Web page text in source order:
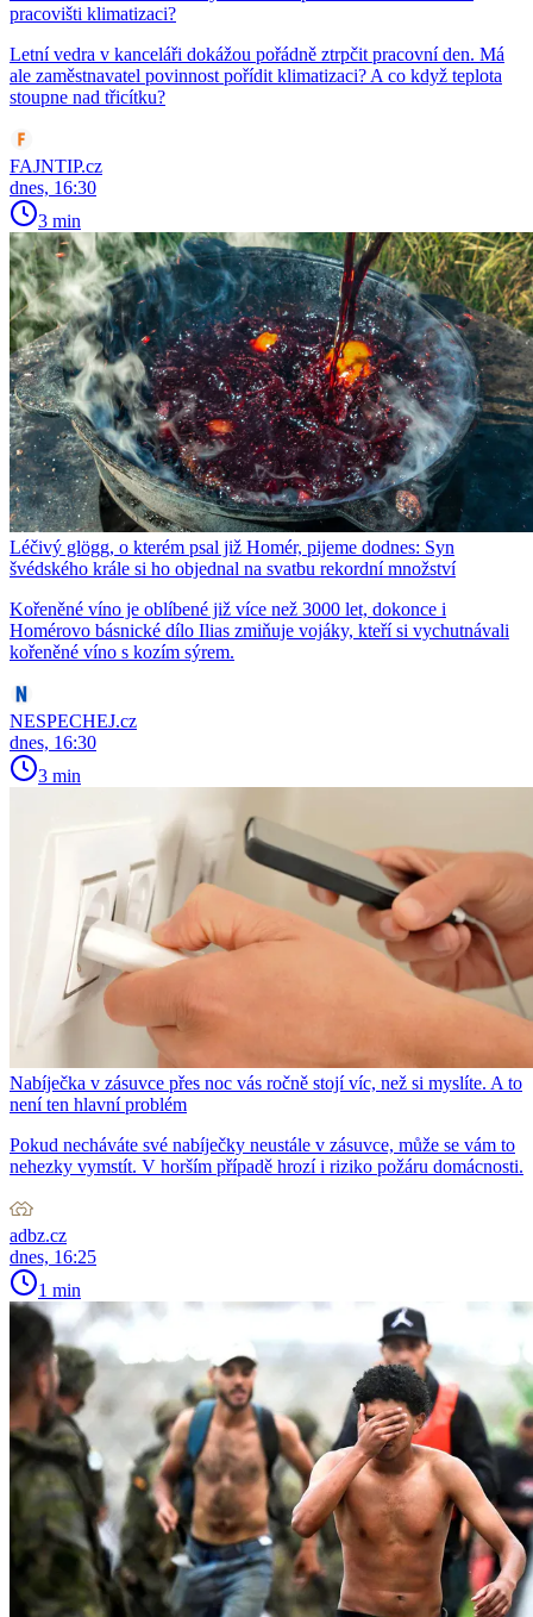
pracovišti klimatizaci?
Letní vedra v kanceláři dokážou pořádně ztrpčit pracovní den. Má
ale zaměstnavatel povinnost pořídit klimatizaci? A co když teplota
stoupne nad třicítku?
FAJNTIP.cz
dnes, 16:30
3 min
Léčivý glögg, o kterém psal již Homér, pijeme dodnes: Syn
švédského krále si ho objednal na svatbu rekordní množství
Kořeněné víno je oblíbené již více než 3000 let, dokonce i
Homérovo básnické dílo Ilias zmiňuje vojáky, kteří si vychutnávali
kořeněné víno s kozím sýrem.
NESPECHEJ.cz
dnes, 16:30
3 min
Nabíječka v zásuvce přes noc vás ročně stojí víc, než si myslíte. A to
není ten hlavní problém
Pokud necháváte své nabíječky neustále v zásuvce, může se vám to
nehezky vymstít. V horším případě hrozí i riziko požáru domácnosti.
adbz.cz
dnes, 16:25
1 min